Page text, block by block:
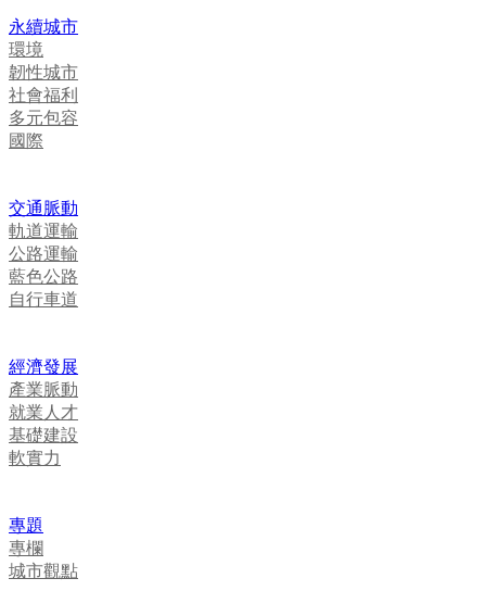
永續城市
環境
韌性城市
社會福利
多元包容
國際
交通脈動
軌道運輸
公路運輸
藍色公路
自行車道
經濟發展
產業脈動
就業人才
基礎建設
軟實力
專題
專欄
城市觀點